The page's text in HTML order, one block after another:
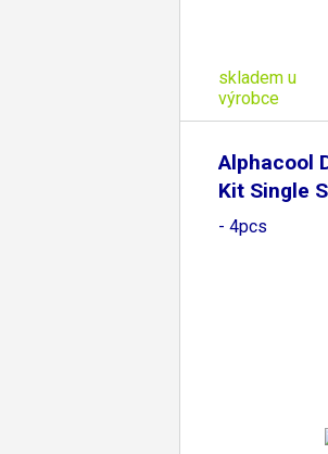
skladem u
výrobce
Alphacool
Kit Single
- 4pcs